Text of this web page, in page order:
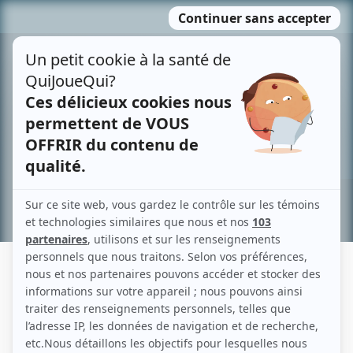
MENU
contenu
Recherche avancée »
ERNIE GRIVAKIS
Liens
Fiche de Ernie Grivakis sur Showbizz.net